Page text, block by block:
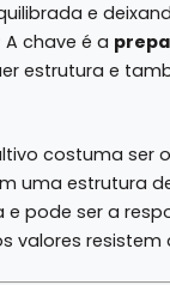
e
chave é a
estrutura e
costuma ser
uma estrutura
e pode ser a
valores resistem